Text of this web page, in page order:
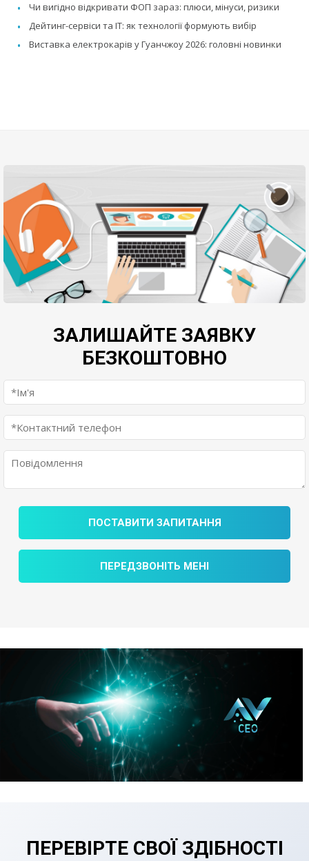
Чи вигідно відкривати ФОП зараз: плюси, мінуси, ризики
Дейтинг-сервіси та IT: як технології формують вибір
Виставка електрокарів у Гуанчжоу 2026: головні новинки
ЗАЛИШАЙТЕ ЗАЯВКУ
БЕЗКОШТОВНО
ПОСТАВИТИ ЗАПИТАННЯ
ПЕРЕДЗВОНІТЬ МЕНІ
ПЕРЕВІРТЕ СВОЇ ЗДІБНОСТІ